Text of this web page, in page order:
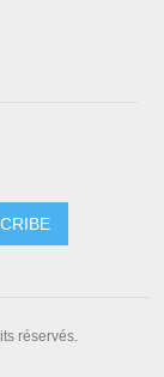
réservés.